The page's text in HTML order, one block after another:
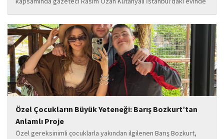
gözaltına alındı.
Özel Çocukların Büyük Yeteneği: Barış Bozkurt’tan
Anlamlı Proje
Özel gereksinimli çocuklarla yakından ilgilenen Barış Bozkurt,